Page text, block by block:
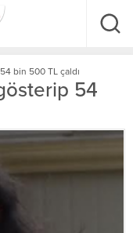
bin 500 TL çaldı
54